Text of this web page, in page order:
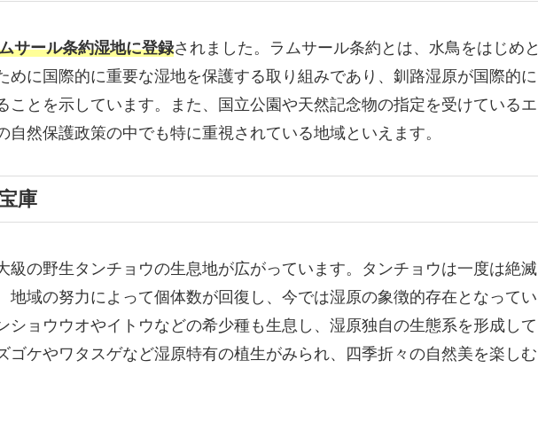
サール条約湿地に登録されました。ラムサール条約とは、水鳥をはじめと
めに国際的に重要な湿地を保護する取り組みであり、釧路湿原が国際的に
ことを示しています。また、国立公園や天然記念物の指定を受けているエ
自然保護政策の中でも特に重視されている地域といえます。
庫
級の野生タンチョウの生息地が広がっています。タンチョウは一度は絶滅
地域の努力によって個体数が回復し、今では湿原の象徴的存在となってい
ショウウオやイトウなどの希少種も生息し、湿原独自の生態系を形成して
ゴケやワタスゲなど湿原特有の植生がみられ、四季折々の自然美を楽しむ